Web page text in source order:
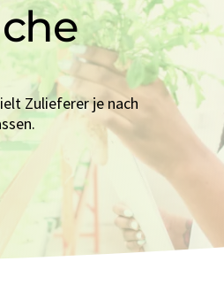
Zulieferer je nach